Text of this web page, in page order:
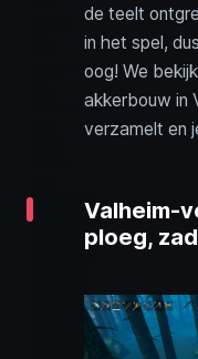
de teelt
in het spel,
oog! We
akkerbouw in
verzamelt en
Valheim-
ploeg,